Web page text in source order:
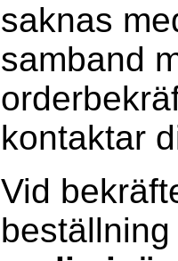
saknas
samband
kontaktar
Vid